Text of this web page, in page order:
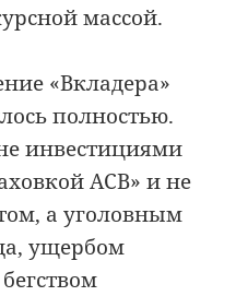
массой.
«Вкладера»
полностью.
инвестициями
АСВ» и не
а уголовным
ущербом